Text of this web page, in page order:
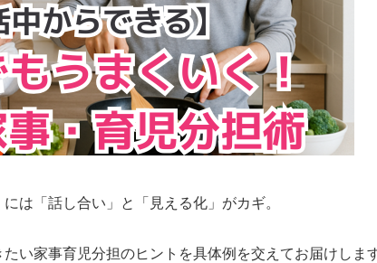
は「話し合い」と「見える化」がカギ。
い家事育児分担のヒントを具体例を交えてお届けします